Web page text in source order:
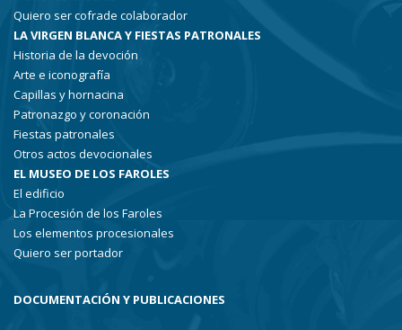
Quiero ser cofrade colaborador
LA VIRGEN BLANCA Y FIESTAS PATRONALES
Historia de la devoción
Arte e iconografía
Capillas y hornacina
Patronazgo y coronación
Fiestas patronales
Otros actos devocionales
EL MUSEO DE LOS FAROLES
El edificio
La Procesión de los Faroles
Los elementos procesionales
Quiero ser portador
DOCUMENTACIÓN Y PUBLICACIONES